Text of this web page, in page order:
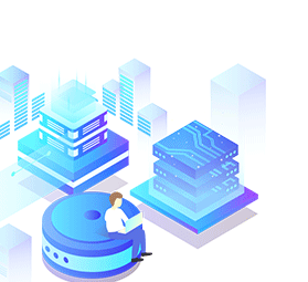
求，设计深度满足《建筑工程设计文件编
含业主确认成果及政府报批时间，此节点
。